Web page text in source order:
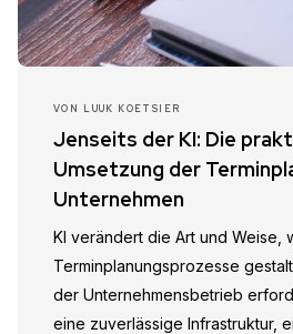
VON LUUK KOETSIER
Jenseits der KI: Die
Umsetzung der
Unternehmen
KI verändert die Art und Weise,
Terminplanungsprozesse
der Unternehmensbetrieb
eine zuverlässige Infrastruktur,